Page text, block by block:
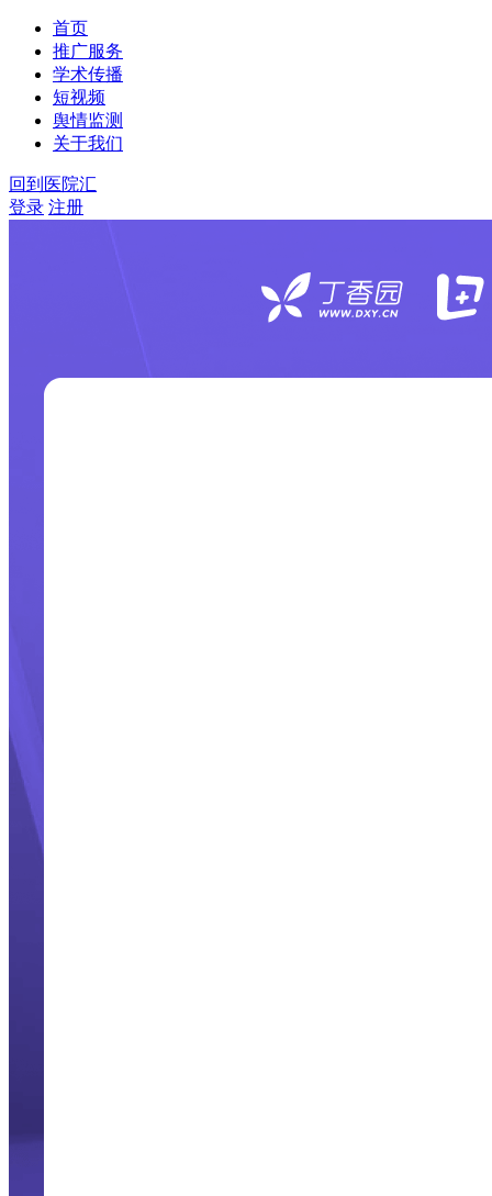
首页
推广服务
学术传播
短视频
舆情监测
关于我们
回到医院汇
登录 注册